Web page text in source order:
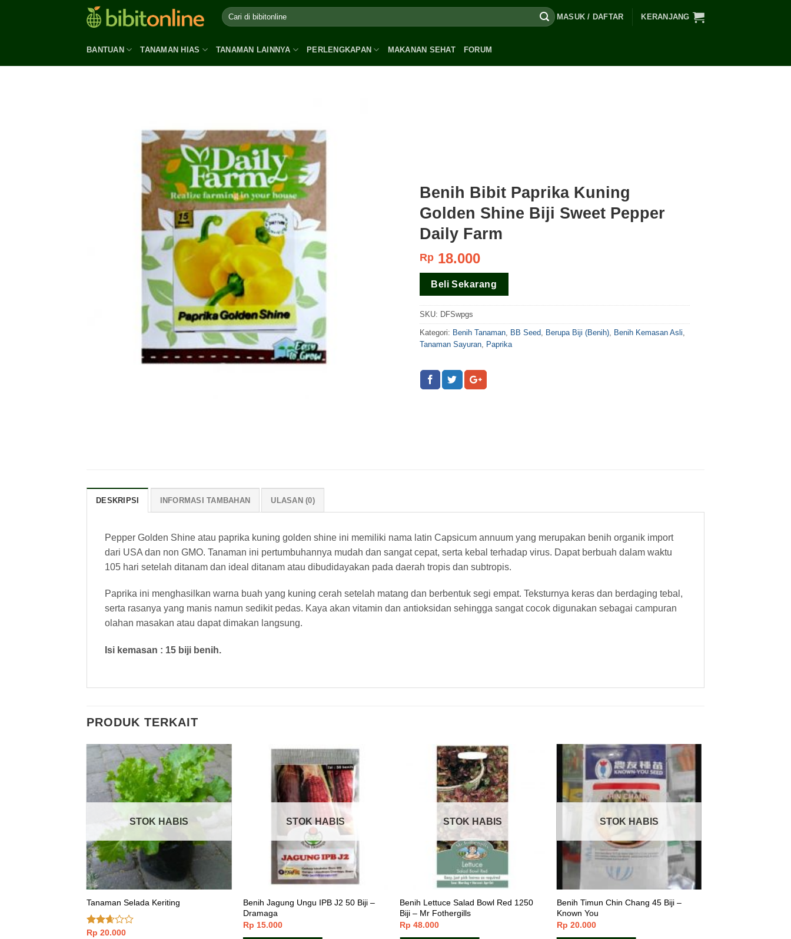
MASUK / DAFTAR KERANJANG
BANTUAN TANAMAN HIAS TANAMAN LAINNYA PERLENGKAPAN MAKANAN SEHAT FORUM
Benih Bibit Paprika Kuning
Golden Shine Biji Sweet Pepper
Daily Farm
Rp18.000
Beli Sekarang
SKU: DFSwpgs
Kategori: Benih Tanaman, BB Seed Berupa Biji (Benih), Benih Kemasan Asli
Tanaman Sayuran, Paprika
DESKRIPSI INFORMASI TAMBAHAN ULASAN (0)
Pepper Golden Shine atau paprika kuning golden shine ini memiliki nama latin Capsicum annuum yang merupakan benih organik import
dari USA dan non GMO. Tanaman ini pertumbuhannya mudah dan sangat cepat, serta kebal terhadap virus. Dapat berbuah dalam waktu
105 hari setelah ditanam dan ideal ditanam atau dibudidayakan pada daerah tropis dan subtropis.
Paprika ini menghasilkan warna buah yang kuning cerah setelah matang dan berbentuk segi empat. Teksturnya keras dan berdaging tebal,
serta rasanya yang manis namun sedikit pedas. Kaya akan vitamin dan antioksidan sehingga sangat cocok digunakan sebagai campuran
olahan masakan atau dapat dimakan langsung.
Isi kemasan : 15 biji benih.
PRODUK TERKAIT
STOK HABIS
Tanaman Selada Keriting
Dinilai
Rp 20.000
STOK HABIS
Benih Jagung Ungu IPB J2 50 Biji –
Dramaga
Rp 15.000
STOK HABIS
Benih Lettuce Salad Bowl Red 1250
Biji – Mr Fothergills
Rp 48.000
STOK HABIS
Benih Timun Chin Chang 45 Biji –
Known You
Rp 20.000